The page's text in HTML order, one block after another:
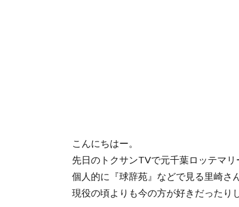
こんにちはー。
先日のトクサンTVで元千葉ロッテマ
個人的に『球辞苑』などで見る里崎さ
現役の頃よりも今の方が好きだったり